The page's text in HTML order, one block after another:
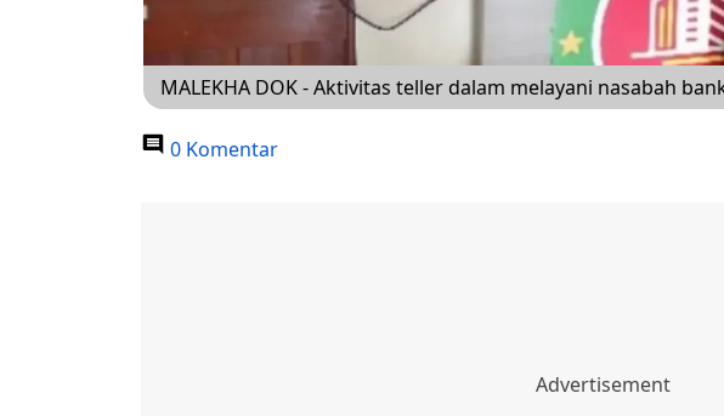
MALEKHA DOK - Aktivitas teller dalam melayani nasabah
0 Komentar